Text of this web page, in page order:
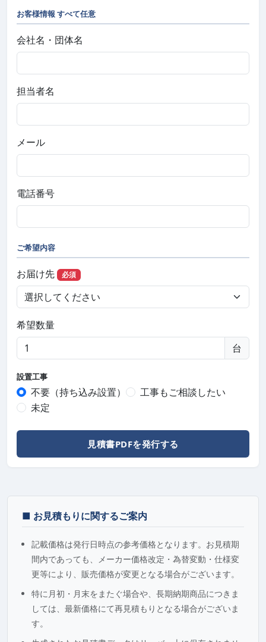
お客様情報 すべて任意
会社名・団体名
担当者名
メール
電話番号
ご希望内容
お届け先 必須
希望数量
台
設置工事
不要（持ち込み設置）
工事もご相談したい
未定
見積書PDFを発行する
■ お見積もりに関するご案内
記載価格は発行日時点の参考価格となります。お見積期
間内であっても、メーカー価格改定・為替変動・仕様変
更等により、販売価格が変更となる場合がございます。
特に月初・月末をまたぐ場合や、長期納期商品につきま
しては、最新価格にて再見積もりとなる場合がございま
す。